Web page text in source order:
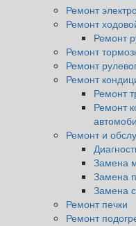
Ремонт
Ремонт
Ремонт
Ремонт
Ремонт
Ремонт
Ремонт
Ремонт
Ремонт и
Замена
Замена
Замена
Ремонт печки
Ремонт